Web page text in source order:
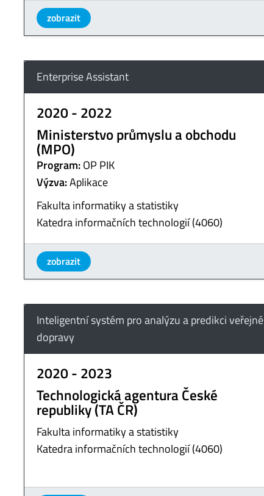
zobrazit
Enterprise Assistant
2020 - 2022
Ministerstvo průmyslu a obchodu
(MPO)
Program:OP PIK
Výzva:Aplikace
Fakulta informatiky a statistiky
Katedra informačních technologií (4060)
zobrazit
Inteligentní systém pro analýzu a predikci veřejné
dopravy
2020 - 2023
Technologická agentura České
republiky (TA ČR)
Fakulta informatiky a statistiky
Katedra informačních technologií (4060)